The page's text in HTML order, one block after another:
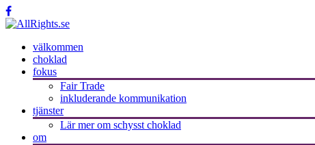
välkommen
choklad
fokus
Fair Trade
inkluderande kommunikation
tjänster
Lär mer om schysst choklad
om